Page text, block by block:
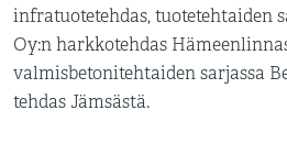
infratuotetehdas, tuotetehtaiden
Oy:n harkkotehdas
valmisbetonitehtaiden sarjassa
tehdas Jämsästä.